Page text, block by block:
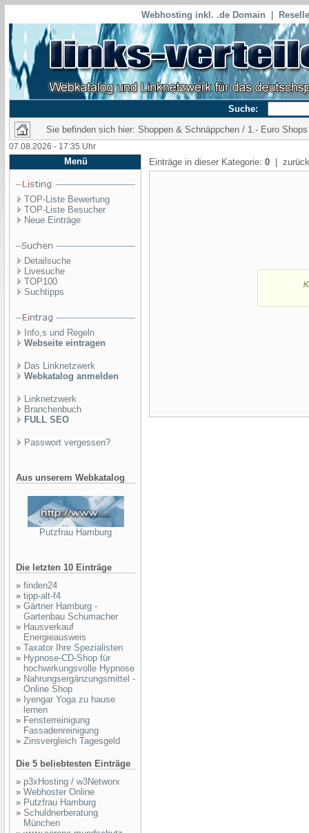
Webhosting inkl. .de Domain
Suche:
Sie befinden sich hier: Shoppen & Schnäppchen / 1.- Euro Shops
07.08.2026 - 17:35 Uhr
Menü
TOP-Liste Bewertung
TOP-Liste Besucher
Neue Einträge
Detailsuche
Livesuche
TOP100
Suchtipps
Info,s und Regeln
Webseite eintragen
Das Linknetzwerk
Webkatalog anmelden
Linknetzwerk
Branchenbuch
FULL SEO
Passwort vergessen?
Aus unserem Webkatalog
Putzfrau Hamburg
Die letzten 10 Einträge
» finden24
» tipp-alt-f4
» Gärtner Hamburg -
Gartenbau Schumacher
» Hausverkauf
Energieausweis
» Taxator Ihre Spezialisten
» Hypnose-CD-Shop für
hochwirkungsvolle Hypnose
» Nahrungsergänzungsmittel -
Online Shop
» Iyengar Yoga zu hause
lernen
» Fensterreinigung
Fassadenreinigung
» Zinsvergleich Tagesgeld
Die 5 beliebtesten Einträge
» p3xHosting / w3Networx
» Webhoster Online
» Putzfrau Hamburg
» Schuldnerberatung
München
Einträge in dieser Kategorie: 0 |